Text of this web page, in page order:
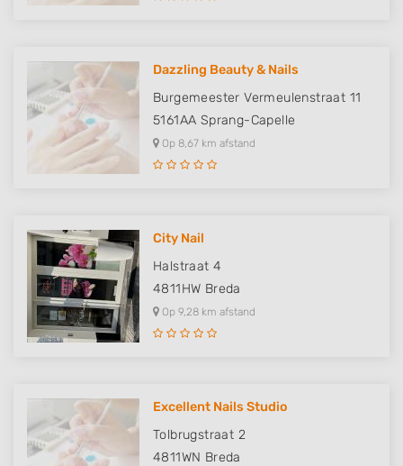
Dazzling Beauty & Nails
Burgemeester Vermeulenstraat 11
5161AA Sprang-Capelle
Op 8,67 km afstand
City Nail
Halstraat 4
4811HW Breda
Op 9,28 km afstand
Excellent Nails Studio
Tolbrugstraat 2
4811WN Breda